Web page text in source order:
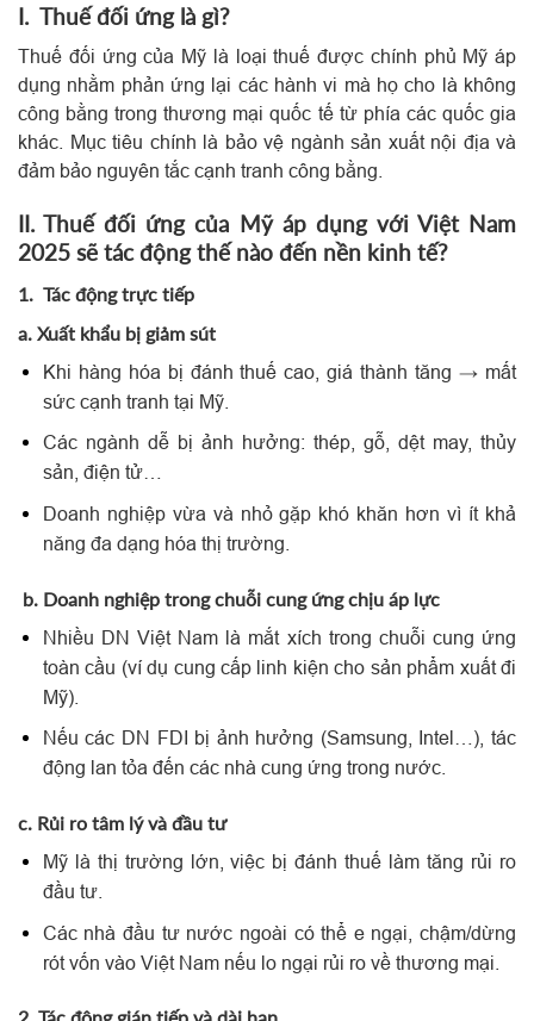
I. Thuế đối ứng là gì?
Thuế đối ứng của Mỹ là loại thuế được chính phủ Mỹ áp
dụng nhằm phản ứng lại các hành vi mà họ cho là không
công bằng trong thương mại quốc tế từ phía các quốc gia
khác. Mục tiêu chính là bảo vệ ngành sản xuất nội địa và
đảm bảo nguyên tắc cạnh tranh công bằng.
II. Thuế đối ứng của Mỹ áp dụng với Việt Nam
2025 sẽ tác động thế nào đến nền kinh tế?
1. Tác động trực tiếp
a. Xuất khẩu bị giảm sút
Khi hàng hóa bị đánh thuế cao, giá thành tăng → mất
sức cạnh tranh tại Mỹ.
Các ngành dễ bị ảnh hưởng: thép, gỗ, dệt may, thủy
sản, điện tử…
Doanh nghiệp vừa và nhỏ gặp khó khăn hơn vì ít khả
năng đa dạng hóa thị trường.
b. Doanh nghiệp trong chuỗi cung ứng chịu áp lực
Nhiều DN Việt Nam là mắt xích trong chuỗi cung ứng
toàn cầu (ví dụ cung cấp linh kiện cho sản phẩm xuất đi
Mỹ).
Nếu các DN FDI bị ảnh hưởng (Samsung, Intel…), tác
động lan tỏa đến các nhà cung ứng trong nước.
c. Rủi ro tâm lý và đầu tư
Mỹ là thị trường lớn, việc bị đánh thuế làm tăng rủi ro
đầu tư.
Các nhà đầu tư nước ngoài có thể e ngại, chậm/dừng
rót vốn vào Việt Nam nếu lo ngại rủi ro về thương mại.